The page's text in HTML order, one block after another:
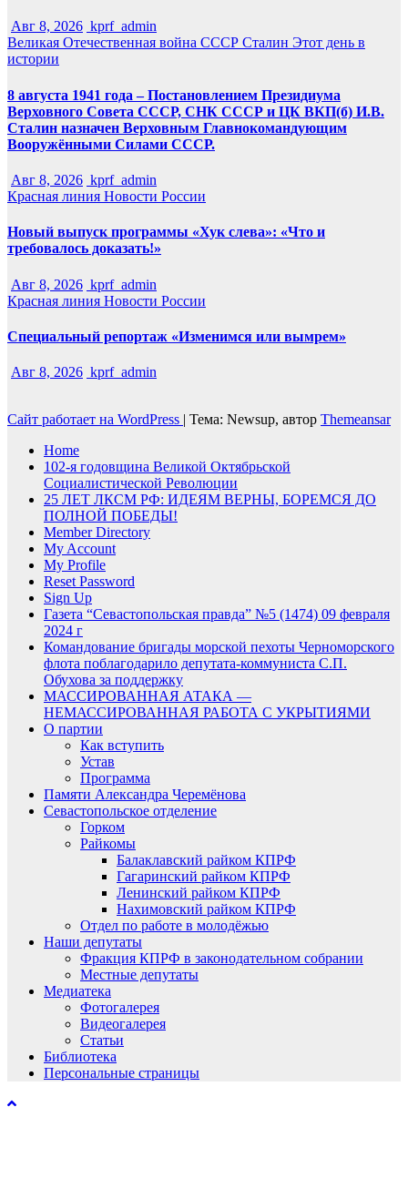
Авг 8, 2026 kprf_admin
Великая Отечественная война СССР Сталин Этот день в
истории
8 августа 1941 года – Постановлением Президиума
Верховного Совета СССР, СНК СССР и ЦК ВКП(б) И.В.
Сталин назначен Верховным Главнокомандующим
Вооружёнными Силами СССР.
Авг 8, 2026 kprf_admin
Красная линия Новости России
Новый выпуск программы «Хук слева»: «Что и
требовалось доказать!»
Авг 8, 2026 kprf_admin
Красная линия Новости России
Специальный репортаж «Изменимся или вымрем»
Авг 8, 2026 kprf_admin
Сайт работает на WordPress | Тема: Newsup, автор Themeansar
Home
102-я годовщина Великой Октябрьской
Социалистической Революции
25 ЛЕТ ЛКСМ РФ: ИДЕЯМ ВЕРНЫ, БОРЕМСЯ ДО
ПОЛНОЙ ПОБЕДЫ!
Member Directory
My Account
My Profile
Reset Password
Sign Up
Газета “Севастопольская правда” №5 (1474) 09 февраля
2024 г
Командование бригады морской пехоты Черноморского
флота поблагодарило депутата-коммуниста С.П.
Обухова за поддержку
МАССИРОВАННАЯ АТАКА —
НЕМАССИРОВАННАЯ РАБОТА С УКРЫТИЯМИ
О партии
Как вступить
Устав
Программа
Памяти Александра Черемёнова
Севастопольское отделение
Горком
Райкомы
Балаклавский райком КПРФ
Гагаринский райком КПРФ
Ленинский райком КПРФ
Нахимовский райком КПРФ
Отдел по работе в молодёжью
Наши депутаты
Фракция КПРФ в законодательном собрании
Местные депутаты
Медиатека
Фотогалерея
Видеогалерея
Статьи
Библиотека
Персональные страницы